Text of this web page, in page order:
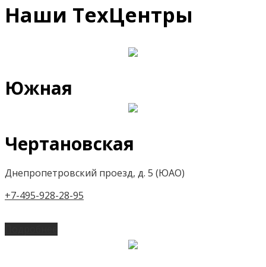
Наши ТехЦентры
Южная
Чертановская
Днепропетровский проезд, д. 5 (ЮАО)
+7-495-928-28-95